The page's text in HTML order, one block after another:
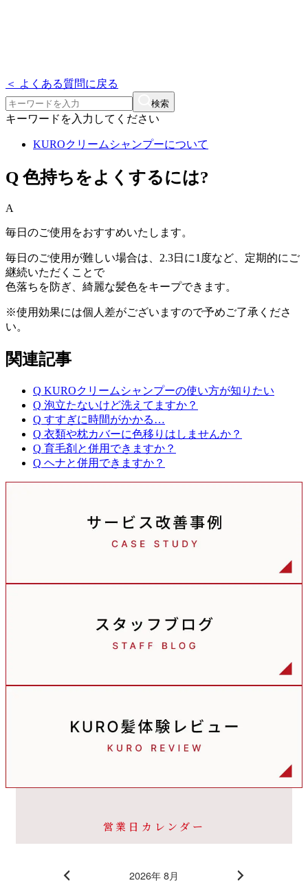
＜ よくある質問に戻る
検索
キーワードを入力してください
KUROクリームシャンプーについて
Q 色持ちをよくするには?
A
毎日のご使用をおすすめいたします。
毎日のご使用が難しい場合は、2.3日に1度など、定期的にご
継続いただくことで
色落ちを防ぎ、綺麗な髪色をキープできます。
※使用効果には個人差がございますので予めご了承くださ
い。
関連記事
Q KUROクリームシャンプーの使い方が知りたい
Q 泡立たないけど洗えてますか？
Q すすぎに時間がかかる…
Q 衣類や枕カバーに色移りはしませんか？
Q 育毛剤と併用できますか？
Q ヘナと併用できますか？
営業日カレンダー
2026年 8月